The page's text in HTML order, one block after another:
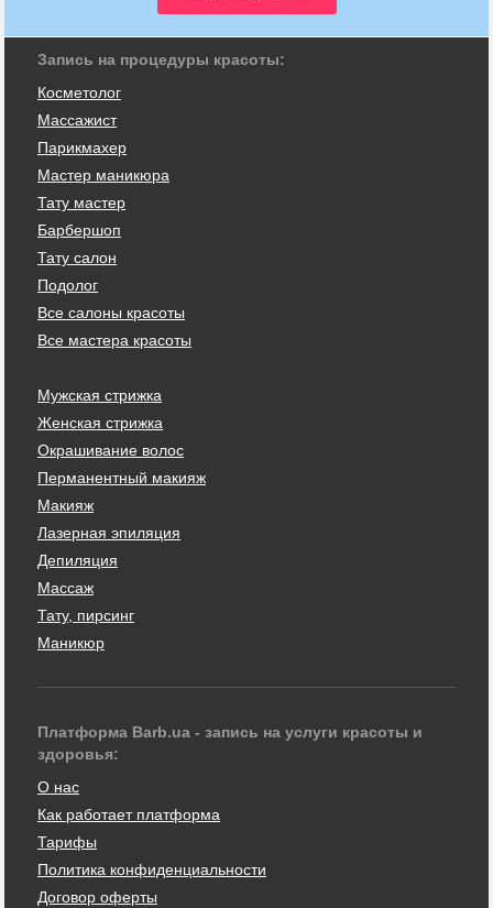
Запись на процедуры красоты:
Косметолог
Массажист
Парикмахер
Мастер маникюра
Тату мастер
Барбершоп
Тату салон
Подолог
Все салоны красоты
Все мастера красоты
Мужская стрижка
Женская стрижка
Окрашивание волос
Перманентный макияж
Макияж
Лазерная эпиляция
Депиляция
Массаж
Тату, пирсинг
Маникюр
Платформа Barb.ua - запись на услуги красоты и
здоровья:
О нас
Как работает платформа
Тарифы
Политика конфиденциальности
Договор оферты